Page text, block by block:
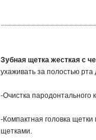
Зубная щетка жесткая с
ухаживать за полостью
-Очистка
-Компактная головка
щетками.